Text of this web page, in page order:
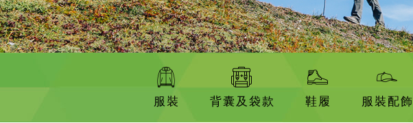
服裝 背囊及袋款 鞋履 服裝配飾